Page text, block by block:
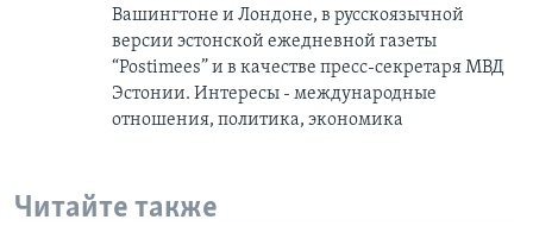
Вашингтоне и Лондоне, в русскоязычной
версии эстонской ежедневной газеты
“Postimees” и в качестве пресс-секретаря МВД
Эстонии. Интересы - международные
отношения, политика, экономика
Читайте также